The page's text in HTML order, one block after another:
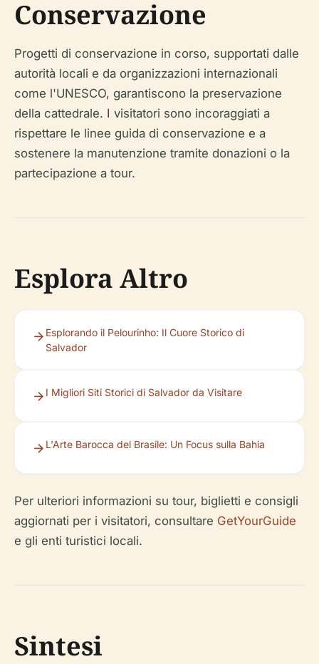
Conservazione
Progetti di conservazione in corso, supportati dalle
autorità locali e da organizzazioni internazionali
come l'UNESCO, garantiscono la preservazione
della cattedrale. I visitatori sono incoraggiati a
rispettare le linee guida di conservazione e a
sostenere la manutenzione tramite donazioni o la
partecipazione a tour.
Esplora Altro
Esplorando il Pelourinho: Il Cuore Storico di
Salvador
I Migliori Siti Storici di Salvador da Visitare
L'Arte Barocca del Brasile: Un Focus sulla Bahia
Per ulteriori informazioni su tour, biglietti e consigli
aggiornati per i visitatori, consultare GetYourGuide
e gli enti turistici locali.
Sintesi